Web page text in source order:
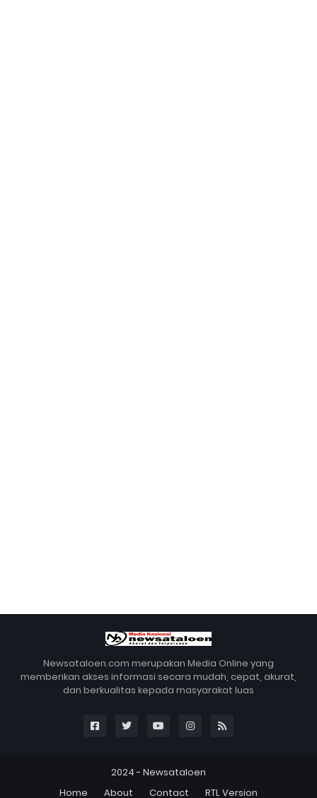
Newsataloen.com merupakan Media Online yang
memberikan akses informasi secara mudah, cepat, akurat,
dan berkualitas kepada masyarakat luas
2024 - Newsataloen
Home
About Contact RTL Version